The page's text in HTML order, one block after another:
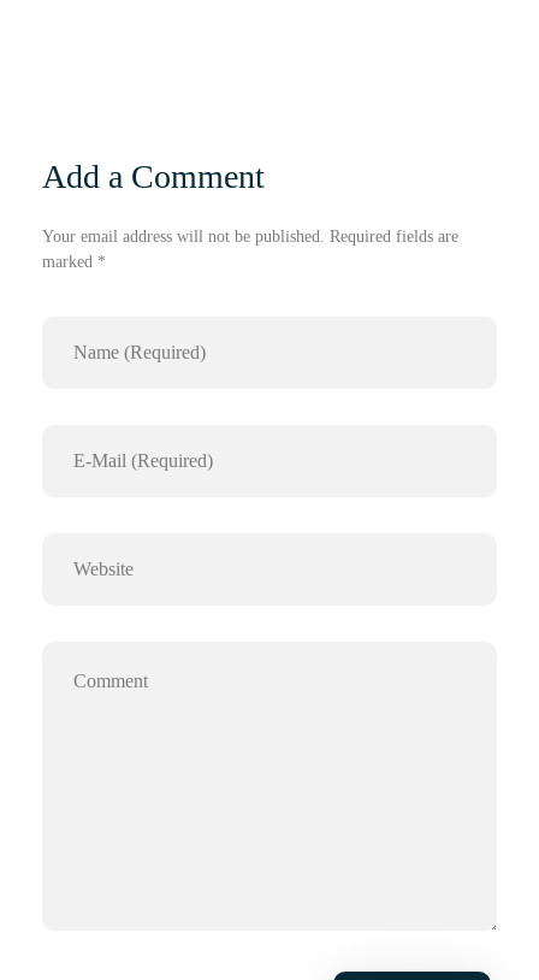
Add a Comment
Your email address will not be published. Required fields are
marked *